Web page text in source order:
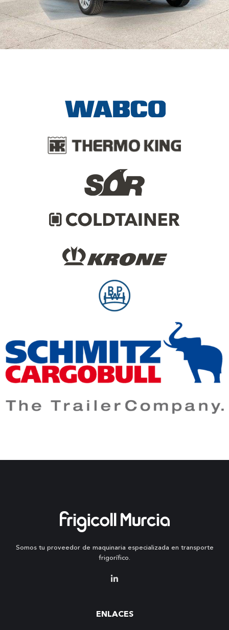
Somos tu proveedor de maquinaria especializada en transporte
frigorífico.
ENLACES